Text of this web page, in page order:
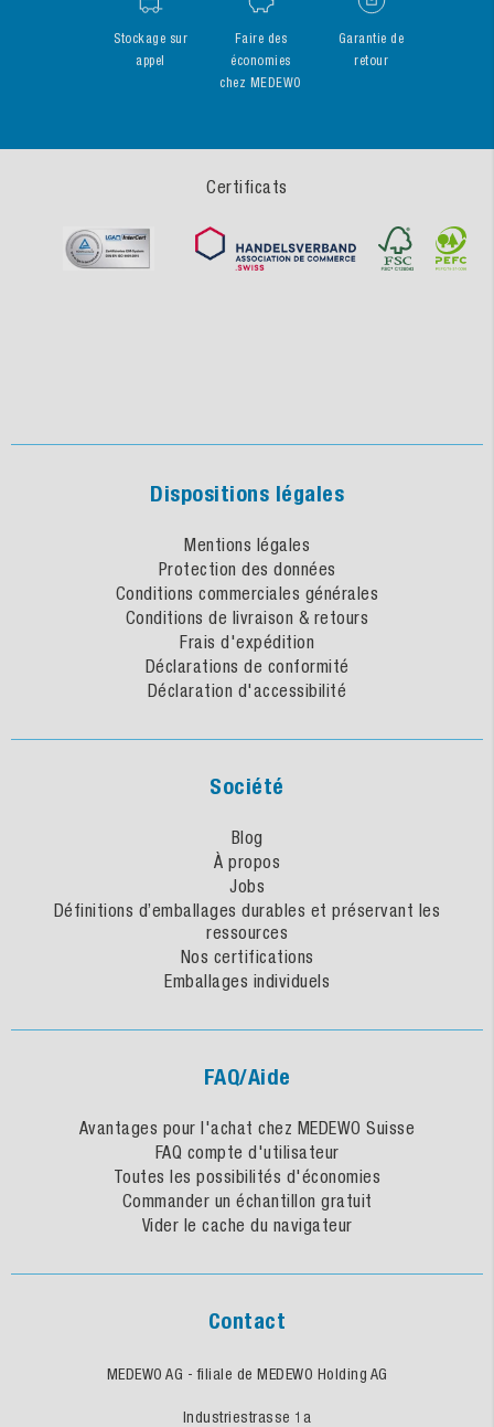
Stockage sur
appel
Faire des
économies
chez MEDEWO
Garantie de
retour
Certificats
Dispositions légales
Mentions légales
Protection des données
Conditions commerciales générales
Conditions de livraison & retours
Frais d'expédition
Déclarations de conformité
Déclaration d'accessibilité
Société
Blog
À propos
Jobs
Définitions d’emballages durables et préservant les
ressources
Nos certifications
Emballages individuels
FAQ/Aide
Avantages pour l'achat chez MEDEWO Suisse
FAQ compte d'utilisateur
Toutes les possibilités d'économies
Commander un échantillon gratuit
Vider le cache du navigateur
Contact
MEDEWO AG - filiale de MEDEWO Holding AG
Industriestrasse 1a